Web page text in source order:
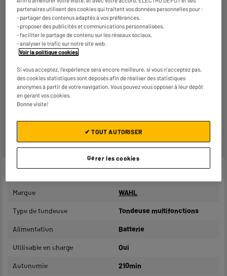
Garantie :2 ans
Jusqu'enaoût 2028
Reprise de votre ancien appareil
C'estgratuit !En savoir +
ELECTROSÛR
Caractéristiques
Marque WAHL
Type de tondeuse Tondeuse multifonctions
Alimentation Batterie
Utilisable en charge Oui
Autonomie 210min
partenaires utilisent des cookies qui traitent vos données personnelles pour :
- partager des contenus adaptés à vos préférences,
- proposer des publicités et communications personnalisées,
- faciliter le partage de contenu sur les réseaux sociaux,
- analyser le trafic sur notre site web.
Voir la politique cookies.
Si vous acceptez, l'expérience sera encore meilleure, si vous n'acceptez pas,
des cookies statistiques sont déposés afin de réaliser des statistiques
anonymes à partir de votre navigation. Vous pouvez vous opposer à leur dépôt
en gérant vos cookies.
Bonne visite!
Gérer les cookies
✔ TOUT AUTORISER